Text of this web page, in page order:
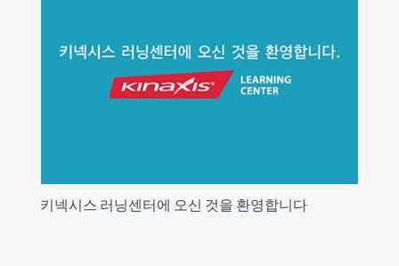
키넥시스 러닝센터에 오신 것을 환영합니다